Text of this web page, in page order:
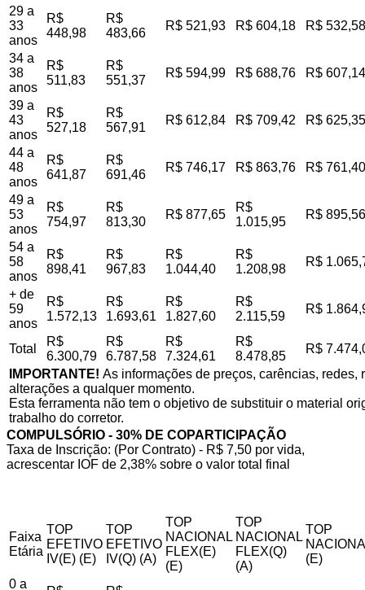
29 a
33
anos
R$
448,98
R$
483,66
R$ 521,93 R$ 604,18 R$ 532,58
34 a
38
anos
R$
511,83
R$
551,37
R$ 594,99 R$ 688,76 R$ 607,14
39 a
43
anos
R$
527,18
R$
567,91
R$ 612,84 R$ 709,42 R$ 625,35
44 a
48
anos
R$
641,87
R$
691,46
R$ 746,17 R$ 863,76 R$ 761,40
49 a
53
anos
R$
754,97
R$
813,30
R$ 877,65
R$
1.015,95
R$ 895,56
54 a
58
anos
R$
898,41
R$
967,83
R$
1.044,40
R$
1.208,98
R$
+ de
59
anos
R$
1.572,13
R$
1.693,61
R$
1.827,60
R$
2.115,59
R$
Total
R$
6.300,79
R$
6.787,58
R$
7.324,61
R$
8.478,85
R$
IMPORTANTE! As informações de preços, carências,
alterações a qualquer momento.
Esta ferramenta não tem o objetivo de substituir o material
trabalho do corretor.
COMPULSÓRIO - 30% DE COPARTICIPAÇÃO
Taxa de Inscrição: (Por Contrato) - R$ 7,50 por vida,
acrescentar IOF de 2,38% sobre o valor total final
Faixa
Etária
TOP
EFETIVO
IV(E) (E)
TOP
EFETIVO
IV(Q) (A)
TOP
NACIONAL
FLEX(E)
(E)
TOP
NACIONAL
FLEX(Q)
(A)
TOP
(E)
0 a